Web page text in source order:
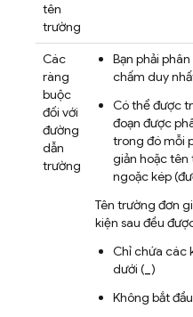
tên
trường
Các
ràng
buộc
đối với
đường
dẫn
trường
Bạn phải
chấm duy
Có thể được
đoạn được
trong đó mỗi
giản hoặc
ngoặc kép
Tên trường đơn
kiện sau đều
Chỉ chứa các
dưới (_)
Không bắt